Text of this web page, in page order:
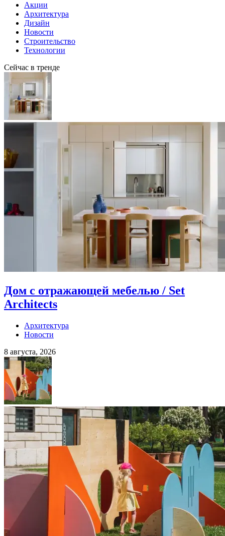
Акции
Архитектура
Дизайн
Новости
Строительство
Технологии
Сейчас в тренде
Дом с отражающей мебелью / Set
Architects
Архитектура
Новости
8 августа, 2026